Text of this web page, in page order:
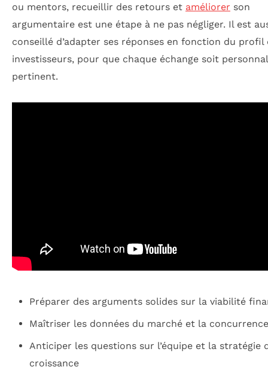
ou mentors, recueillir des retours et améliorer son
argumentaire est une étape à ne pas négliger. Il est
conseillé d’adapter ses réponses en fonction du profil
investisseurs, pour que chaque échange soit
pertinent.
Préparer des arguments solides sur la viabilité
Maîtriser les données du marché et la concurrence
Anticiper les questions sur l’équipe et la stratégie
croissance